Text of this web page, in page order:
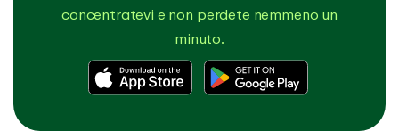
concentratevi e non perdete nemmeno un
minuto.